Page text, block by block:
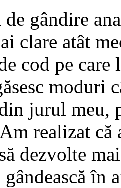
de gândire
clare atât
cod pe care
moduri
jurul meu,
realizat că
dezvolte
gândească în